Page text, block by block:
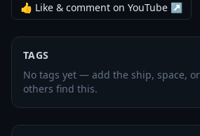
👍 Like & comment on YouTube ↗
TAGS
No tags yet — add the ship, space,
others find this.